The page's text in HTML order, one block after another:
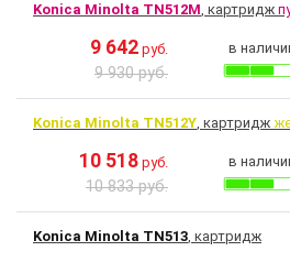
Konica Minolta TN512M, картридж
9 642 руб.
9 930 руб.
в
Konica Minolta TN512Y, картридж
10 518 руб.
10 833 руб.
в
Konica Minolta TN513, картридж